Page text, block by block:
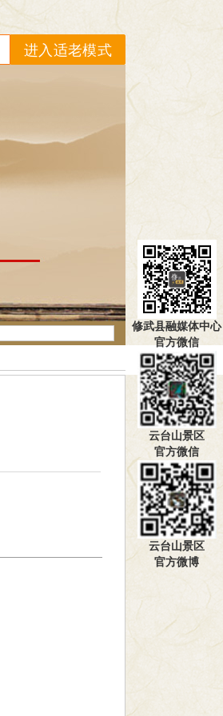
进入适老模式
修武县融媒体中心
官方微信
云台山景区
官方微信
云台山景区
官方微博